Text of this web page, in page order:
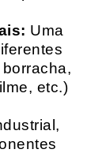
Uma
etc.)